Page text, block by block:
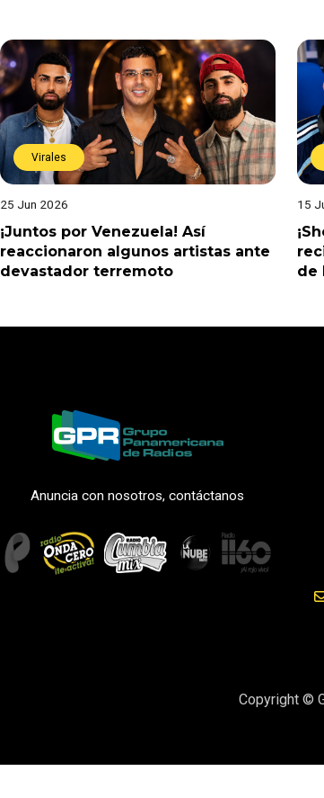
Virales
25 Jun 2026
¡Juntos por Venezuela! Así
reaccionaron algunos artistas ante
devastador terremoto
15
de
Anuncia con nosotros, contáctanos
Copyright ©